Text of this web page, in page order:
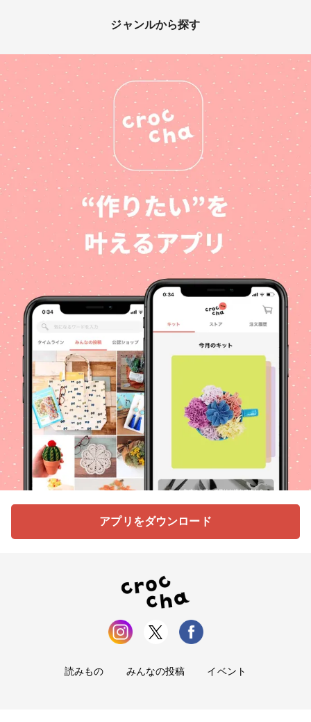
プクリームのパーツはレジンで
だわりました。 #レジン #ク
リームソーダ #金魚 #創
作 #雨 #喫茶店
#HappyMother'sDay作品コン
テスト
ジャンルから探す
アプリをダウンロード
読みもの みんなの投稿 イベント